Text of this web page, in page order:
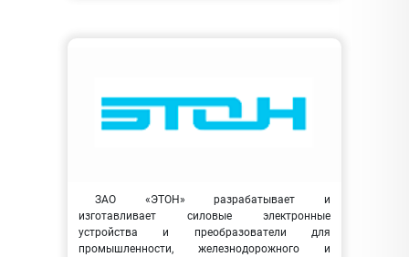
ЗАО «ЭТОН» разрабатывает и
изготавливает силовые электронные
устройства и преобразователи для
промышленности, железнодорожного и